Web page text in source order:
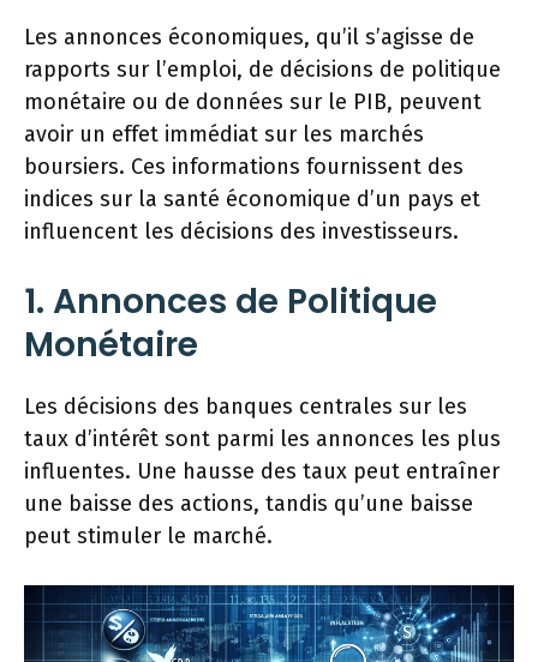
Les annonces économiques, qu’il s’agisse de
rapports sur l’emploi, de décisions de politique
monétaire ou de données sur le PIB, peuvent
avoir un effet immédiat sur les marchés
boursiers. Ces informations fournissent des
indices sur la santé économique d’un pays et
influencent les décisions des investisseurs.
1. Annonces de Politique
Monétaire
Les décisions des banques centrales sur les
taux d’intérêt sont parmi les annonces les plus
influentes. Une hausse des taux peut entraîner
une baisse des actions, tandis qu’une baisse
peut stimuler le marché.